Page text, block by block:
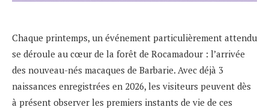
Chaque printemps, un événement particulièrement attendu
se déroule au cœur de la forêt de Rocamadour : l’arrivée
des nouveau-nés macaques de Barbarie. Avec déjà 3
naissances enregistrées en 2026, les visiteurs peuvent dès
à présent observer les premiers instants de vie de ces